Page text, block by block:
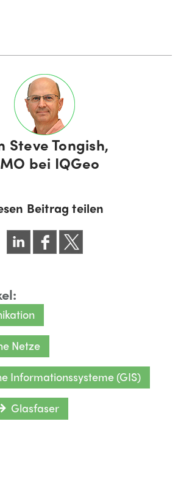
Steve Tongish,
bei IQGeo
Beitrag teilen
Netze
Informationssysteme (GIS)
Glasfaser